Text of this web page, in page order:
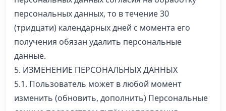
персональных данных, то в течение 30
(тридцати) календарных дней с момента его
получения обязан удалить персональные
данные.
5. ИЗМЕНЕНИЕ ПЕРСОНАЛЬНЫХ ДАННЫХ
5.1. Пользователь может в любой момент
изменить (обновить, дополнить) Персональные